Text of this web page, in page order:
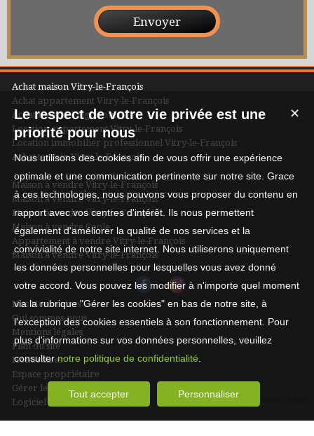
Achat maison Vitry-le-François
Achat appartement Vitry-le-François
Achat maison Frignicourt
Location appartement Vitry-le-François
Location immobilier professionnel Vitry-le-François
Achat terrain Vitry-le-François
Maison à vendre Vitry-le-François
Maison à vendre Vitry-le-François
Maison à vendre Vitry-le-François
Maison à vendre Coole
Appartement à vendre Vitry-le-François
Maison à vendre Vitry-le-François
Nos Honoraires
Qui sommes-nous
Mentions légales
Plan du site
Honoraires
Espace propriétaire
Gérer les cookies
Logiciel de transaction
✕
Le respect de votre vie privée est une
priorité pour nous
Nous utilisons des cookies afin de vous offrir une expérience
optimale et une communication pertinente sur notre site. Grace
à ces technologies, nous pouvons vous proposer du contenu en
rapport avec vos centres d'intérêt. Ils nous permettent
également d'améliorer la qualité de nos services et la
convivialité de notre site internet. Nous utiliserons uniquement
les données personnelles pour lesquelles vous avez donné
votre accord. Vous pouvez les modifier à n'importe quel moment
via la rubrique "Gérer les cookies" en bas de notre site, à
l'exception des cookies essentiels à son fonctionnement. Pour
plus d'informations sur vos données personnelles, veuillez
consulternotre politique de confidentialité
Tout accepter Personnaliser